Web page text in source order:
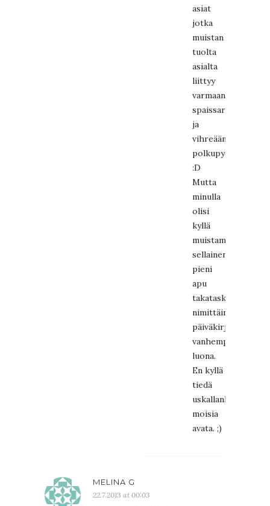
asiat
jotka
muistan
tuolta
asialta
liittyy
varmaan
spaissareihin
ja
vihreään
polkupyörääni!
:D
Mutta
minulla
olisi
kyllä
sellainen
pieni
apu
takataskussa,
nimittäin
päiväkirjapinot
vanhempieni
luona.
En kyllä
tiedä
uskallanko
moisia
avata. ;)
MELINA G
22.7.2013 at 00:03